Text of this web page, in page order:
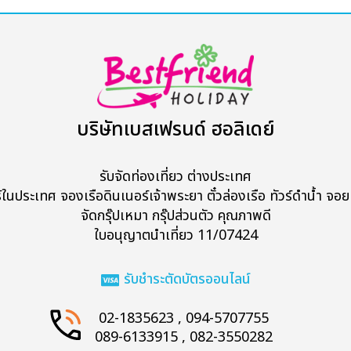
Search
บริษัทเบสเฟรนด์ ฮอลิเดย์
รับจัดท่องเที่ยว ต่างประเทศ
นประเทศ จองเรือดินเนอร์เจ้าพระยา ตั๋วล่องเรือ ทัวร์ดำน้ำ จอ
จัดกรุ๊ปเหมา กรุ๊ปส่วนตัว คุณภาพดี
ใบอนุญาตนำเที่ยว 11/07424
รับชำระตัดบัตรออนไลน์
02-1835623 , 094-5707755
089-6133915 , 082-3550282